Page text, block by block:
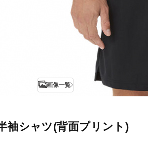
画像一覧
袖シャツ(背面プリント)